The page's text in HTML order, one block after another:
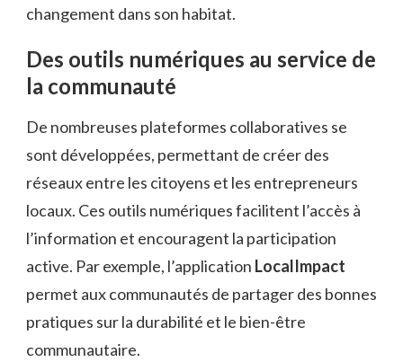
changement dans son habitat.
Des outils numériques au service de
la communauté
De nombreuses plateformes collaboratives se
sont développées, permettant de créer des
réseaux entre les citoyens et les entrepreneurs
locaux. Ces outils numériques facilitent l’accès à
l’information et encouragent la participation
active. Par exemple, l’application LocalImpact
permet aux communautés de partager des bonnes
pratiques sur la durabilité et le bien-être
communautaire.